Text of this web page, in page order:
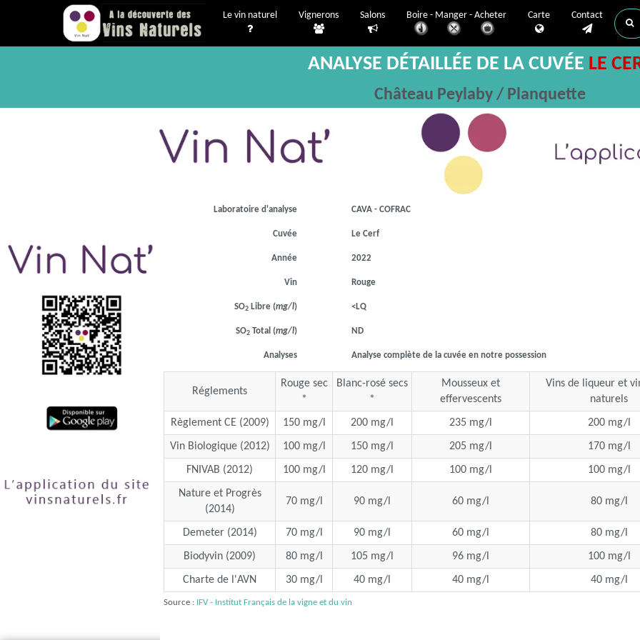
Le vin naturel Vignerons Salons Boire - Manger - Acheter Carte Contact
ANALYSE DÉTAILLÉE DE LA CUVÉE LE
Château Peylaby / Planquette
Laboratoire d'analyse
Cuvée
Année
Vin
SO2Libre (mg/l)
SO2Total (mg/l)
Analyses
CAVA - COFRAC
Le Cerf
2022
Rouge
<LQ
ND
Analyse complète de la cuvée en notre possession
Réglements
Rouge sec
*
Blanc-rosé secs
*
Mousseux et
effervescents
Vins de liqueur et
naturels
Règlement CE (2009) 150 mg/l 200 mg/l 235 mg/l 200 mg/l
Vin Biologique (2012) 100 mg/l 150 mg/l 205 mg/l 170 mg/l
FNIVAB (2012) 100 mg/l 120 mg/l 100 mg/l 100 mg/l
Nature et Progrès
(2014)
70 mg/l 90 mg/l 60 mg/l 80 mg/l
Demeter (2014) 70 mg/l 90 mg/l 60 mg/l 80 mg/l
Biodyvin (2009) 80 mg/l 105 mg/l 96 mg/l 100 mg/l
Charte de l'AVN 30 mg/l 40 mg/l 40 mg/l 40 mg/l
Source : IFV - Institut Français de la vigne et du vin